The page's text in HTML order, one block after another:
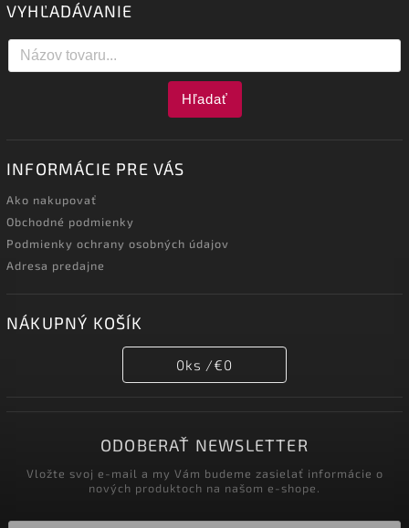
VYHĽADÁVANIE
Hľadať
INFORMÁCIE PRE VÁS
Ako nakupovať
Obchodné podmienky
Podmienky ochrany osobných údajov
Adresa predajne
NÁKUPNÝ KOŠÍK
0ks /€0
ODOBERAŤ NEWSLETTER
Vložte svoj e-mail a my Vám budeme zasielať informácie o
nových produktoch na našom e-shope.